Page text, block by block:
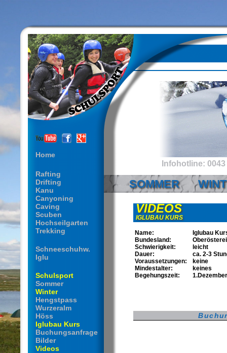
Home
Infohotline: 0043
Rafting
Drifting
Kanu
Canyoning
Caving
Scuben
Hochseilgarten
Trekking
Schneeschuhw.
Iglu
Schulsport
Sommer
Winter
Hengstpass
Wurzeralm
Höss
Iglubau Kurs
Buchungsanfrage
Bilder
Videos
SOMMER
VIDEOS
IGLUBAU KURS
Name:
Bundesland:
Schwierigkeit:
Dauer:
Voraussetzungen:
Mindestalter:
Begehungszeit:
Iglubau
leicht
ca. 2-3
keine
keines